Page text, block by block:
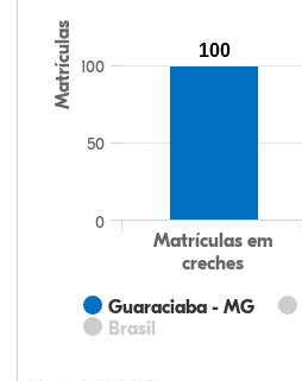
Matrículas
Guaraciaba - MG
Brasil
Matrículas em
creches
0
50
100
100